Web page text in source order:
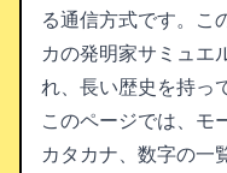
る通信方式です。こ
カの発明家サミュエ
れ、長い歴史を持っ
このページでは、モ
カタカナ、数字の一